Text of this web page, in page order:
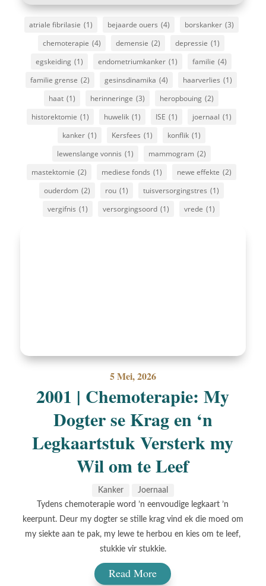
atriale fibrilasie (1) bejaarde ouers (4) borskanker (3)
chemoterapie (4) demensie (2) depressie (1)
egskeiding (1) endometriumkanker (1) familie (4)
familie grense (2) gesinsdinamika (4) haarverlies (1)
haat (1) herinneringe (3) heropbouing (2)
historektomie (1) huwelik (1) ISE (1) joernaal (1)
kanker (1) Kersfees (1) konflik (1)
lewenslange vonnis (1) mammogram (2)
mastektomie (2) mediese fonds (1) newe effekte (2)
ouderdom (2) rou (1) tuisversorgingstres (1)
vergifnis (1) versorgingsoord (1) vrede (1)
5 Mei, 2026
2001 | Chemoterapie: My
Dogter se Krag en ‘n
Legkaartstuk Versterk my
Wil om te Leef
Kanker
Joernaal
Tydens chemoterapie word ’n eenvoudige legkaart ’n
keerpunt. Deur my dogter se stille krag vind ek die moed om
my siekte aan te pak, my lewe te herbou en kies om te leef,
stukkie vir stukkie.
Read More